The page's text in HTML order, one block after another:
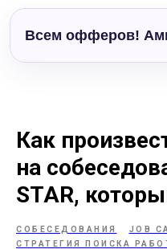
Всем офферов!
Как
на
STAR,
СОБЕСЕДОВАНИЯ
JOB
СТРАТЕГИЯ ПОИСКА